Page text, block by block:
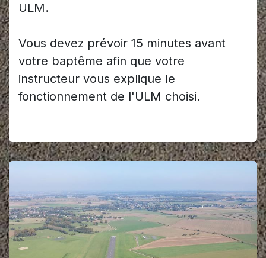
ULM.
Vous devez prévoir 15 minutes avant
votre baptême afin que votre
instructeur vous explique le
fonctionnement de l'ULM choisi.